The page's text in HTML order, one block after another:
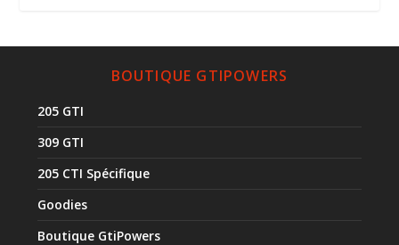
BOUTIQUE GTIPOWERS
205 GTI
309 GTI
205 CTI Spécifique
Goodies
Boutique GtiPowers